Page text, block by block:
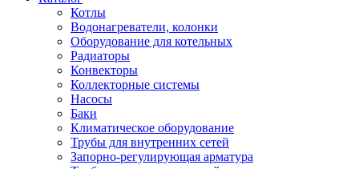
Котлы
Водонагреватели, колонки
Оборудование для котельных
Радиаторы
Конвекторы
Коллекторные системы
Насосы
Баки
Климатическое оборудование
Трубы для внутренних сетей
Запорно-регулирующая арматура